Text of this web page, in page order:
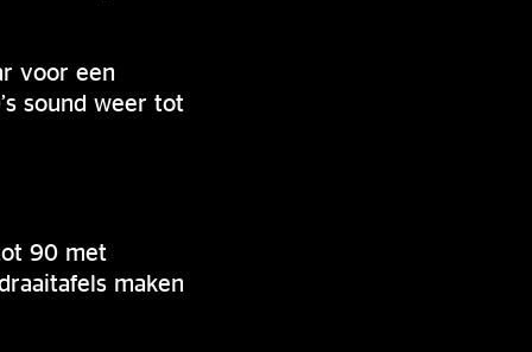
voor een
sound weer tot
90 met
maken